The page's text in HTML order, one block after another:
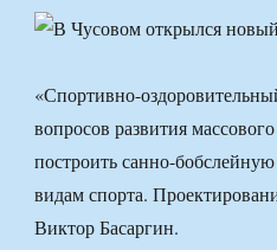
«Спортивно-
вопросов развития
построить санно-
видам спорта.
Виктор Басаргин.